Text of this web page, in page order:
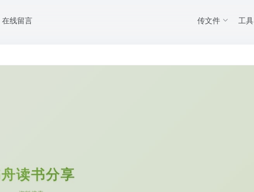
在线留言 传文件 工具